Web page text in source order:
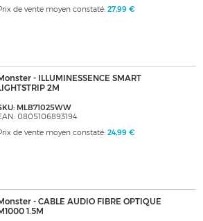
de vente moyen constaté: 27,99 €
- ILLUMINESSENCE SMART
2M
MLB71025WW
0805106893194
de vente moyen constaté: 24,99 €
- CABLE AUDIO FIBRE OPTIQUE
1.5M